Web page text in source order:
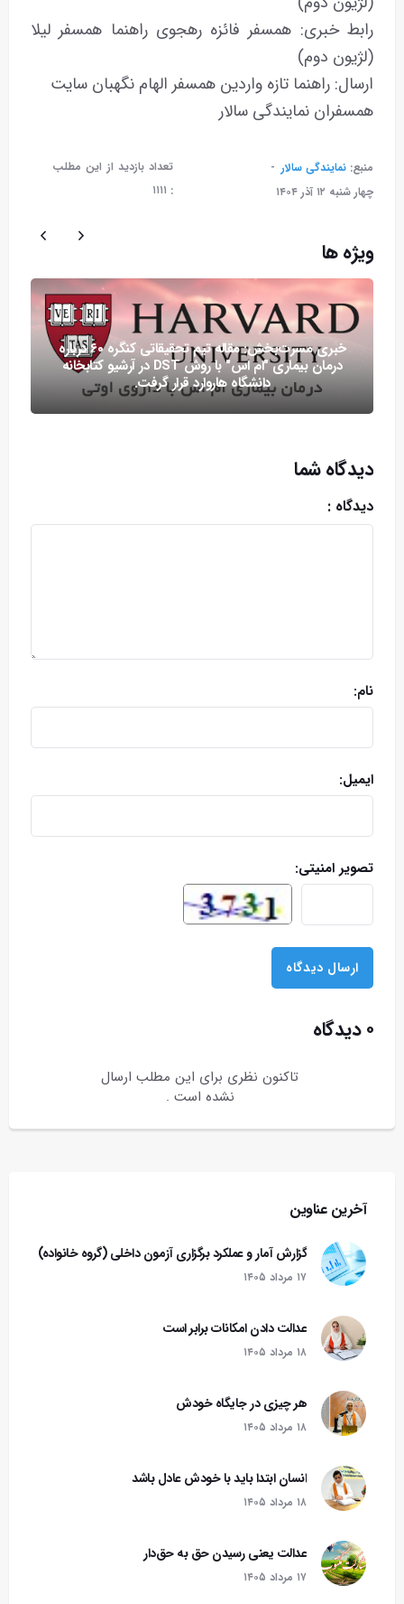
رابط خبری: همسفر فائزه رهجوی راهنما همسفر لیلا
(لژیون دوم)
ارسال: راهنما تازه واردین همسفر الهام نگهبان سایت
همسفران نمایندگی سالار
منبع: نمایندگی سالار
چهار شنبه ۱۲ آذر ۱۴۰۴
تعداد بازدید از این مطلب
: ۱۱۱۱
ویژه ها
خبری مسرت‌بخش: مقاله تیم تحقیقاتی کنگره ۶۰ درباره
درمان بیماری "ام اس" با روش DST در آرشیو کتابخانه
دانشگاه هاروارد قرار گرفت.
دیدگاه شما
دیدگاه :
نام:
ایمیل:
تصویر امنیتی:
۰ دیدگاه
تاکنون نظری برای این مطلب ارسال
نشده است .
آخرین عناوین
گزارش آمار و عملکرد برگزاری آزمون داخلی (گروه خانواده)
۱۷ مرداد ۱۴۰۵
عدالت دادن امکانات برابر است
۱۸ مرداد ۱۴۰۵
هر چیزی در جایگاه خودش
۱۸ مرداد ۱۴۰۵
انسان ابتدا باید با خودش عادل باشد
۱۸ مرداد ۱۴۰۵
عدالت یعنی رسیدن حق به حق‌دار
۱۷ مرداد ۱۴۰۵